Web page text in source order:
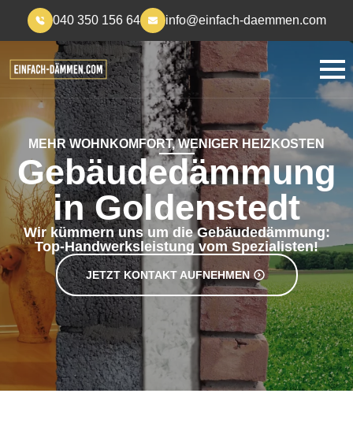
040 350 156 64 info@einfach-daemmen.com
MEHR WOHNKOMFORT, WENIGER HEIZKOSTEN
Gebäudedämmung
in Goldenstedt
Wir kümmern uns um die Gebäudedämmung:
Top-Handwerksleistung vom Spezialisten!
JETZT KONTAKT AUFNEHMEN